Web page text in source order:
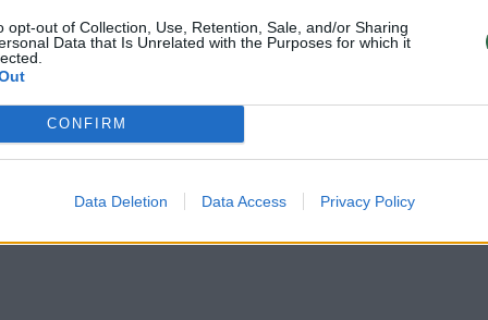
opt-out of Collection, Use, Retention, Sale, and/or Sharing
Data that Is Unrelated with the Purposes for which it
CONFIRM
Data Deletion Data Access Privacy Policy